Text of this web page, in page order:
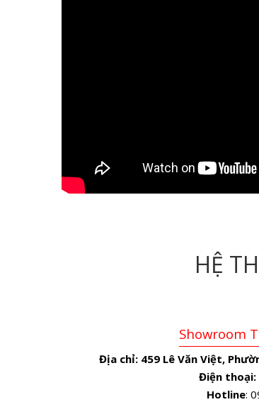
HỆ
Showroom
Địa chỉ: 459 Lê Văn Việt,
Điện thoại:
Hotline: